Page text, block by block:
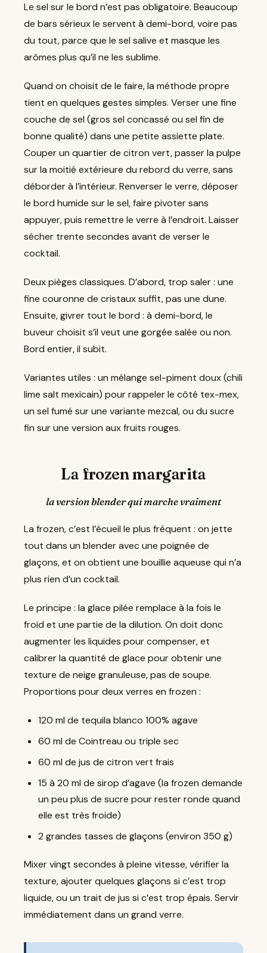
Le sel sur le bord n’est pas obligatoire. Beaucoup
de bars sérieux le servent à demi-bord, voire pas
du tout, parce que le sel salive et masque les
arômes plus qu’il ne les sublime.
Quand on choisit de le faire, la méthode propre
tient en quelques gestes simples. Verser une fine
couche de sel (gros sel concassé ou sel fin de
bonne qualité) dans une petite assiette plate.
Couper un quartier de citron vert, passer la pulpe
sur la moitié extérieure du rebord du verre, sans
déborder à l’intérieur. Renverser le verre, déposer
le bord humide sur le sel, faire pivoter sans
appuyer, puis remettre le verre à l’endroit. Laisser
sécher trente secondes avant de verser le
cocktail.
Deux pièges classiques. D’abord, trop saler : une
fine couronne de cristaux suffit, pas une dune.
Ensuite, givrer tout le bord : à demi-bord, le
buveur choisit s’il veut une gorgée salée ou non.
Bord entier, il subit.
Variantes utiles : un mélange sel-piment doux (chili
lime salt mexicain) pour rappeler le côté tex-mex,
un sel fumé sur une variante mezcal, ou du sucre
fin sur une version aux fruits rouges.
La frozen margarita
la version blender qui marche vraiment
La frozen, c’est l’écueil le plus fréquent : on jette
tout dans un blender avec une poignée de
glaçons, et on obtient une bouillie aqueuse qui n’a
plus rien d’un cocktail.
Le principe : la glace pilée remplace à la fois le
froid et une partie de la dilution. On doit donc
augmenter les liquides pour compenser, et
calibrer la quantité de glace pour obtenir une
texture de neige granuleuse, pas de soupe.
Proportions pour deux verres en frozen :
120 ml de tequila blanco 100% agave
60 ml de Cointreau ou triple sec
60 ml de jus de citron vert frais
15 à 20 ml de sirop d’agave (la frozen demande
un peu plus de sucre pour rester ronde quand
elle est très froide)
2 grandes tasses de glaçons (environ 350 g)
Mixer vingt secondes à pleine vitesse, vérifier la
texture, ajouter quelques glaçons si c’est trop
liquide, ou un trait de jus si c’est trop épais. Servir
immédiatement dans un grand verre.